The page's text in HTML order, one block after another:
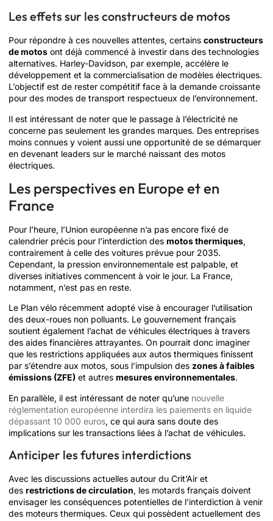
Les effets sur les constructeurs de motos
Pour répondre à ces nouvelles attentes, certains constructeurs
de motos ont déjà commencé à investir dans des technologies
alternatives. Harley-Davidson, par exemple, accélère le
développement et la commercialisation de modèles électriques.
L’objectif est de rester compétitif face à la demande croissante
pour des modes de transport respectueux de l’environnement.
Il est intéressant de noter que le passage à l’électricité ne
concerne pas seulement les grandes marques. Des entreprises
moins connues y voient aussi une opportunité de se démarquer
en devenant leaders sur le marché naissant des motos
électriques.
Les perspectives en Europe et en
France
Pour l’heure, l’Union européenne n’a pas encore fixé de
calendrier précis pour l’interdiction des motos thermiques,
contrairement à celle des voitures prévue pour 2035.
Cependant, la pression environnementale est palpable, et
diverses initiatives commencent à voir le jour. La France,
notamment, n’est pas en reste.
Le Plan vélo récemment adopté vise à encourager l’utilisation
des deux-roues non polluants. Le gouvernement français
soutient également l’achat de véhicules électriques à travers
des aides financières attrayantes. On pourrait donc imaginer
que les restrictions appliquées aux autos thermiques finissent
par s’étendre aux motos, sous l’impulsion des zones à faibles
émissions (ZFE) et autres mesures environnementales.
En parallèle, il est intéressant de noter qu’une nouvelle
réglementation européenne interdira les paiements en liquide
dépassant 10 000 euros, ce qui aura sans doute des
implications sur les transactions liées à l’achat de véhicules.
Anticiper les futures interdictions
Avec les discussions actuelles autour du Crit’Air et
des restrictions de circulation, les motards français doivent
envisager les conséquences potentielles de l’interdiction à venir
des moteurs thermiques. Ceux qui possèdent actuellement des